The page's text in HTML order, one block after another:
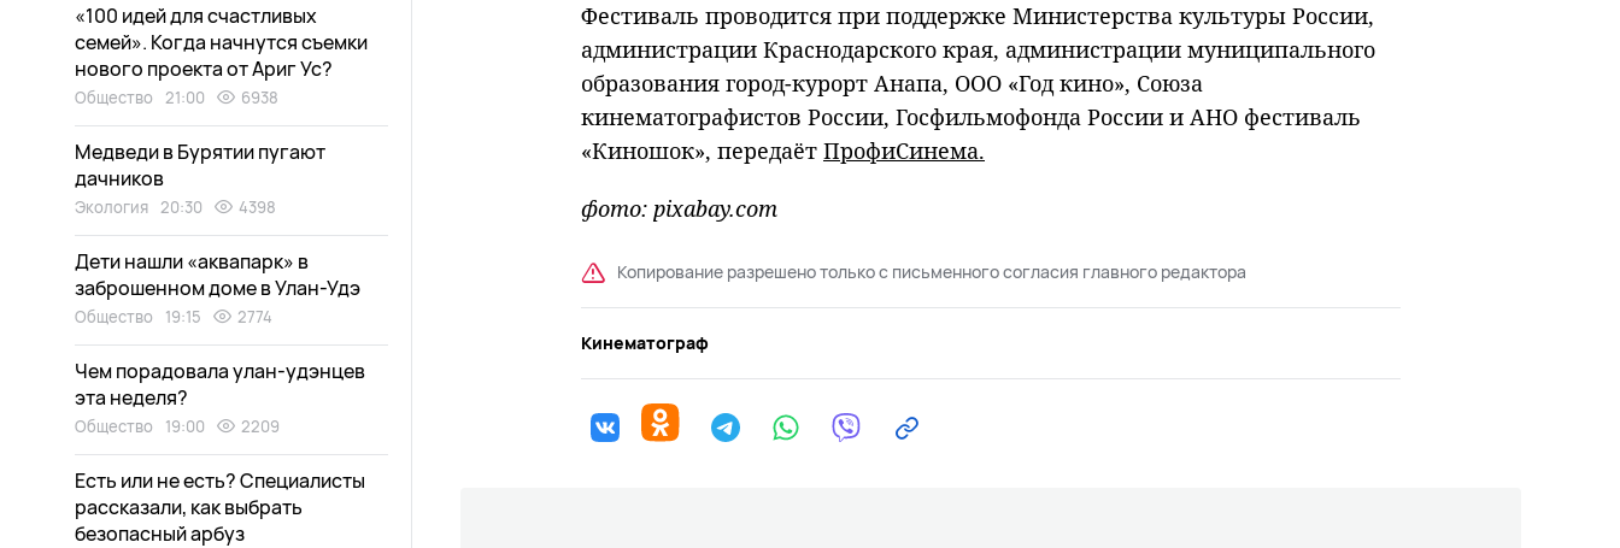
Фестиваль проводится при поддержке Министерства культуры России,
администрации Краснодарского края, администрации муниципального
образования город-курорт Анапа, ООО «Год кино», Союза
кинематографистов России, Госфильмофонда России и АНО фестиваль
«Киношок», передаёт ПрофиСинема.
фото: pixabay.com
Копирование разрешено только с письменного согласия главного редактора
Кинематограф
«100 идей для счастливых
семей». Когда начнутся съемки
нового проекта от Ариг Ус?
Общество 21:00 6938
Медведи в Бурятии пугают
дачников
Экология 20:30 4398
Дети нашли «аквапарк» в
заброшенном доме в Улан-Удэ
Общество 19:15 2774
Чем порадовала улан-удэнцев
эта неделя?
Общество 19:00 2209
Есть или не есть? Специалисты
рассказали, как выбрать
безопасный арбуз